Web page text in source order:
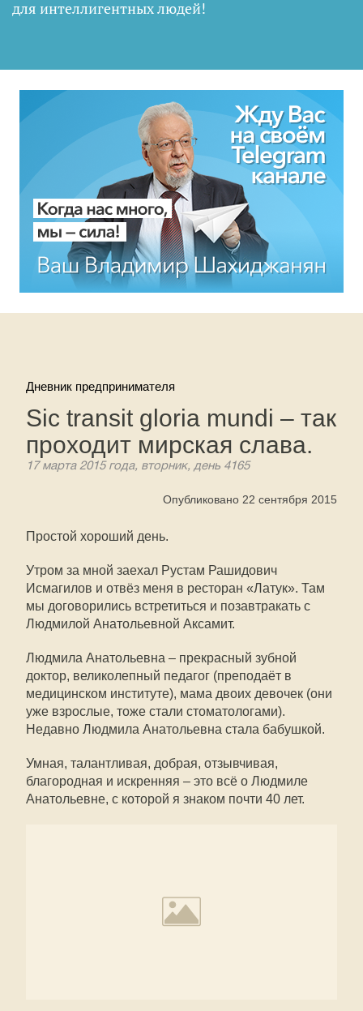
для интеллигентных людей!
Дневник предпринимателя
Sic transit gloria mundi – так
проходит мирская слава.
17 марта 2015 года, вторник, день 4165
Опубликовано 22 сентября 2015
Простой хороший день.
Утром за мной заехал Рустам Рашидович
Исмагилов и отвёз меня в ресторан «Латук». Там
мы договорились встретиться и позавтракать с
Людмилой Анатольевной Аксамит.
Людмила Анатольевна – прекрасный зубной
доктор, великолепный педагог (преподаёт в
медицинском институте), мама двоих девочек (они
уже взрослые, тоже стали стоматологами).
Недавно Людмила Анатольевна стала бабушкой.
Умная, талантливая, добрая, отзывчивая,
благородная и искренняя – это всё о Людмиле
Анатольевне, с которой я знаком почти 40 лет.